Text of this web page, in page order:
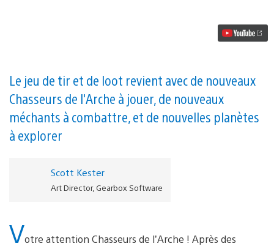
PS4,
regardez-
le
en
action
Le jeu de tir et de loot revient avec de nouveaux
Chasseurs de l'Arche à jouer, de nouveaux
méchants à combattre, et de nouvelles planètes
à explorer
Scott Kester
Art Director, Gearbox Software
Votre attention Chasseurs de l’Arche ! Après des